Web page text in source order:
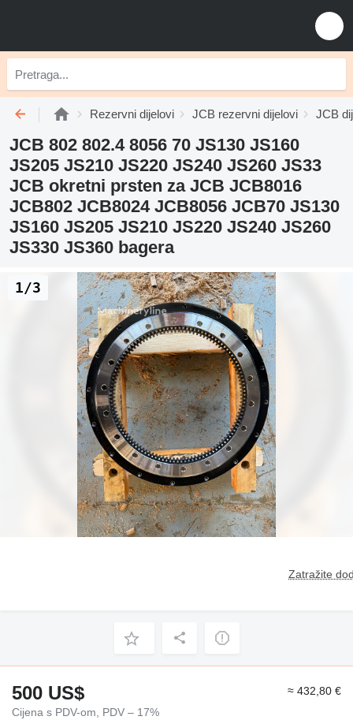
Rezervni dijelovi JCB rezervni dijelovi JCB
JCB 802 802.4 8056 70 JS130 JS160
JS205 JS210 JS220 JS240 JS260 JS33
JCB okretni prsten za JCB JCB8016
JCB802 JCB8024 JCB8056 JCB70 JS130
JS160 JS205 JS210 JS220 JS240 JS260
JS330 JS360 bagera
Zatražite
1/3
500 US$
Cijena s PDV-om, PDV – 17%
≈ 432,80 €